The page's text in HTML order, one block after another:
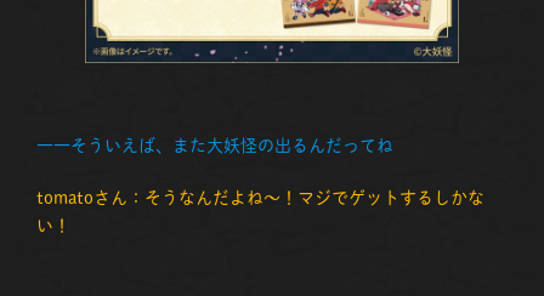
――そういえば、また大妖怪の出るんだってね
tomatoさん：そうなんだよね～！マジでゲットするしかな
い！